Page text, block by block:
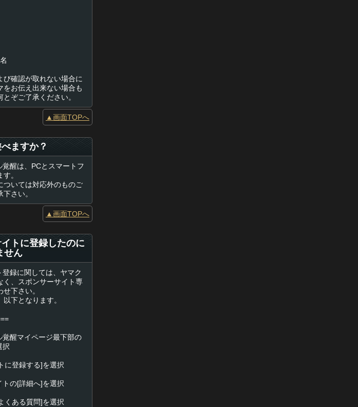
び確認が取れない場合に
をお伝え出来ない場合も
ぞご了承ください。
▲画面TOPへ
ますか？
醒は、PCとスマートフ
。
いては対応外のものご
さい。
▲画面TOPへ
トに登録したのに
せん
録に関しては、ヤマク
く、スポンサーサイト専
下さい。
下となります。
覚醒マイページ最下部の
択
に登録する]を選択
の[詳細へ]を選択
くある質問]を選択